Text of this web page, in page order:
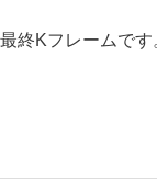
終Kフレームです